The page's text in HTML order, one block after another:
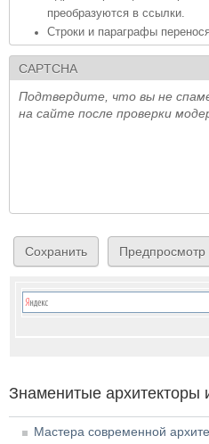
преобразуются в ссылки.
Строки и параграфы
CAPTCHA
Подтвердите, что вы не
на сайте после проверки
Знаменитые архитекторы
Мастера современной